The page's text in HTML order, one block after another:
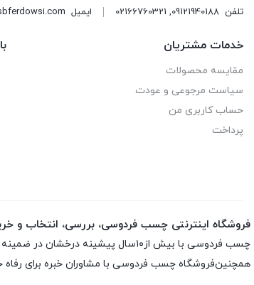
تلفن 09121940188
,
02166760321 ایمیل
خدمات مشتریان
مقایسه محصولات
سیاست مرجوعی و عودت
حساب کاربری من
پرداخت
فروشگاه اینترنتی چسب فردوسی، بررسی، انتخاب و
چسب فردوسی با بیش از۱۰سال پیشینه درخشان در ضمینه تامین توضیع و پخش چسب و اسپری های تخصصی ارائه انواع اسپری ها و چسب های اورجینال و اصلی باضمانت اصلی بودن کالاست
همچنین‌فروشگاه چسب فردوسی با مشاوران خبره برای رفاه